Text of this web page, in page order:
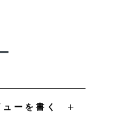
ーを書く